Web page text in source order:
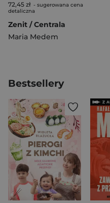
72,45 zł - sugerowana cena
detaliczna
Zenit / Centrala
Maria Medem
Bestsellery